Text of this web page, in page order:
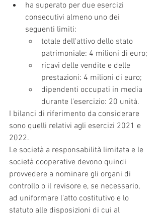
ha superato per due esercizi
consecutivi almeno uno dei
seguenti limiti:
totale dell'attivo dello stato
patrimoniale: 4 milioni di euro;
ricavi delle vendite e delle
prestazioni: 4 milioni di euro;
dipendenti occupati in media
durante l'esercizio: 20 unità.
I bilanci di riferimento da considerare
sono quelli relativi agli esercizi 2021 e
2022.
Le società a responsabilità limitata e le
società cooperative devono quindi
provvedere a nominare gli organi di
controllo o il revisore e, se necessario,
ad uniformare l'atto costitutivo e lo
statuto alle disposizioni di cui al